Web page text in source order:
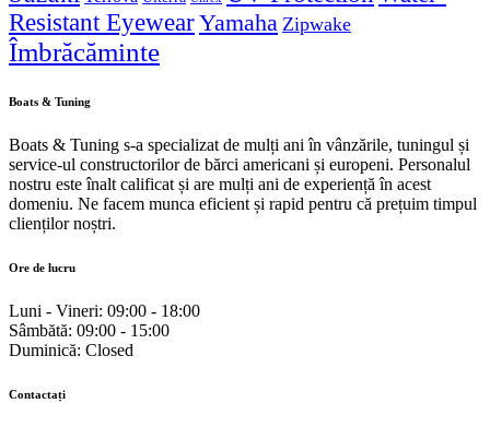
Resistant EyewearYamaha Zipwake
Îmbrăcăminte
Boats & Tuning
Boats & Tuning s-a specializat de mulți ani în vânzările, tuningul și
service-ul constructorilor de bărci americani și europeni. Personalul
nostru este înalt calificat și are mulți ani de experiență în acest
domeniu. Ne facem munca eficient și rapid pentru că prețuim timpul
clienților noștri.
Ore de lucru
Luni - Vineri: 09:00 - 18:00
Sâmbătă: 09:00 - 15:00
Duminică: Closed
Contactați